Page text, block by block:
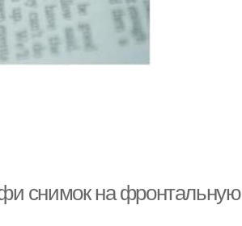
снимок на фронтальную